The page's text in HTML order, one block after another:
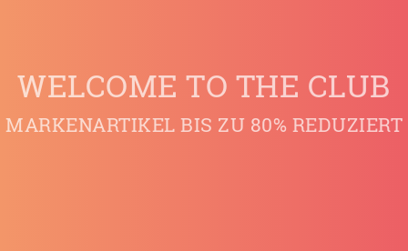
WELCOME TO THE CLUB
MARKENARTIKEL BIS ZU 80% REDUZIERT